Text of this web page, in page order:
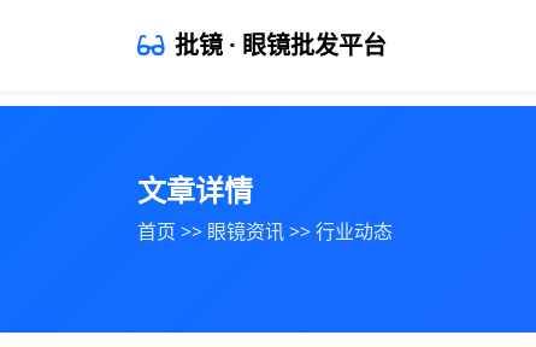
批镜 · 眼镜批发平台
文章详情
首页 >> 眼镜资讯>>行业动态